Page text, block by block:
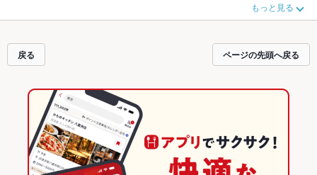
や季節のおすすめ料理など、お店の最新情報をご紹介しているので安心！24
時間使える簡単便利なネット予約が使えるお店も拡大中です。友達どうしの飲
パーグルメをご利用ください。
もっと見る
戻る ページの先頭へ戻る